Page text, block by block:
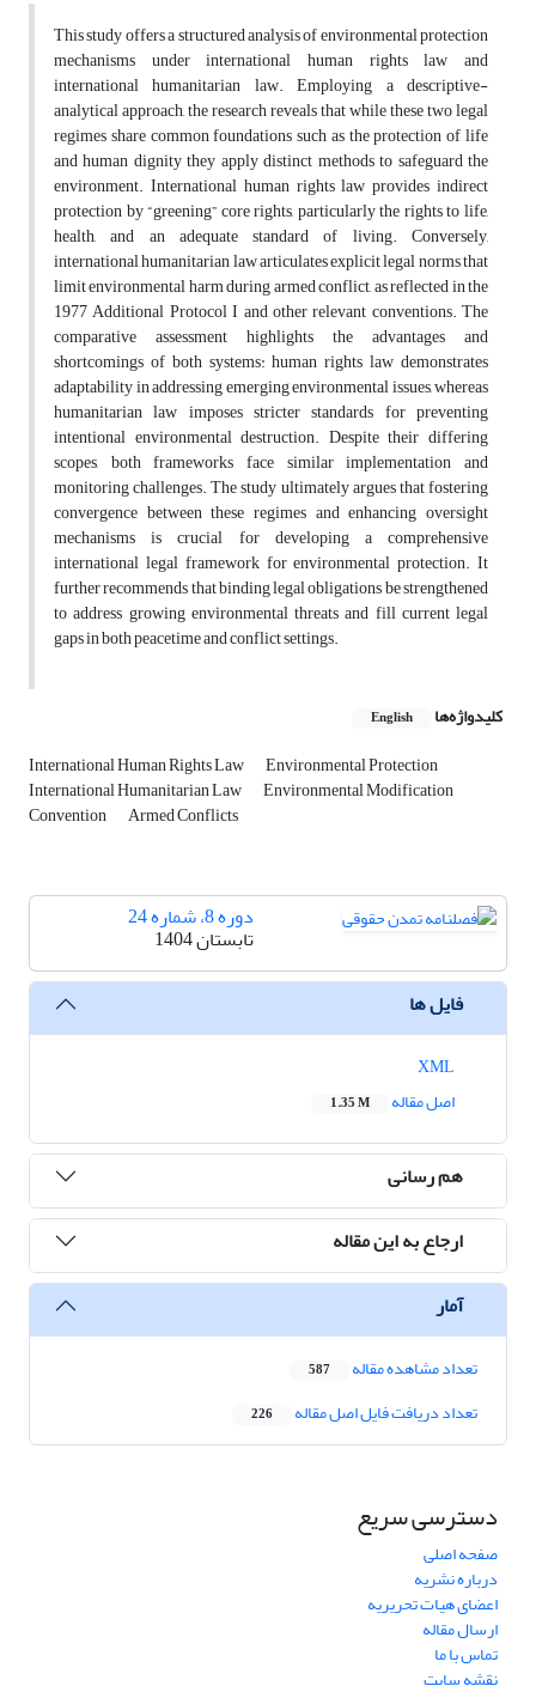
This study offers a structured analysis of environmental protection
mechanisms under international human rights law and
international humanitarian law. Employing a descriptive-
analytical approach, the research reveals that while these two legal
regimes share common foundations such as the protection of life
and human dignity they apply distinct methods to safeguard the
environment. International human rights law provides indirect
protection by “greening” core rights, particularly the rights to life,
health, and an adequate standard of living. Conversely,
international humanitarian law articulates explicit legal norms that
limit environmental harm during armed conflict, as reflected in the
1977 Additional Protocol I and other relevant conventions. The
comparative assessment highlights the advantages and
shortcomings of both systems: human rights law demonstrates
adaptability in addressing emerging environmental issues, whereas
humanitarian law imposes stricter standards for preventing
intentional environmental destruction. Despite their differing
scopes, both frameworks face similar implementation and
monitoring challenges. The study ultimately argues that fostering
convergence between these regimes and enhancing oversight
mechanisms is crucial for developing a comprehensive
international legal framework for environmental protection. It
further recommends that binding legal obligations be strengthened
to address growing environmental threats and fill current legal
gaps in both peacetime and conflict settings.
کلیدواژه‌ها English
International Human Rights Law Environmental Protection
International Humanitarian Law Environmental Modification
Convention Armed Conflicts
دوره 8، شماره 24
تابستان 1404
فایل ها
اصل مقاله
1.35 M
هم رسانی
ارجاع به این مقاله
آمار
تعداد مشاهده مقاله 587
تعداد دریافت فایل اصل مقاله 226
دسترسی سریع
صفحه اصلی
درباره نشریه
اعضای هیات تحریریه
ارسال مقاله
تماس با ما